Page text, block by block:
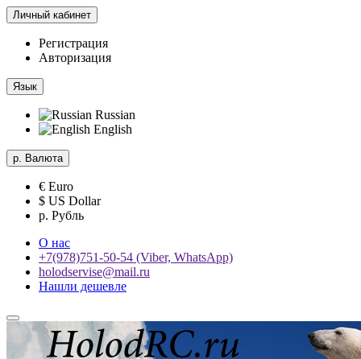
Личный кабинет
Регистрация
Авторизация
Язык
Russian
English
р. Валюта
€ Euro
$ US Dollar
р. Рубль
О нас
+7(978)751-50-54 (Viber, WhatsApp)
holodservise@mail.ru
Нашли дешевле